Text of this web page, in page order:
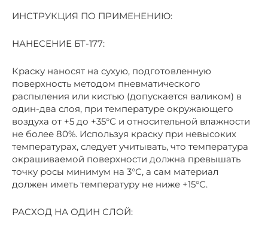
ИНСТРУКЦИЯ ПО ПРИМЕНЕНИЮ:
НАНЕСЕНИЕ БТ-177:
Краску наносят на сухую, подготовленную
поверхность методом пневматического
распыления или кистью (допускается валиком) в
один-два слоя, при температуре окружающего
воздуха от +5 до +35°С и относительной влажности
не более 80%. Используя краску при невысоких
температурах, следует учитывать, что температура
окрашиваемой поверхности должна превышать
точку росы минимум на 3°С, а сам материал
должен иметь температуру не ниже +15°С.
РАСХОД НА ОДИН СЛОЙ: